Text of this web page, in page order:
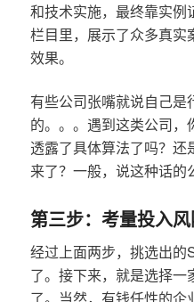
和技术实施，最终靠实例
栏目里，展示了众多真实
效果。
有些公司张嘴就说自己是
的。。。遇到这类公司
透露了具体算法了吗？
来了？一般，说这种话的
第三步：考量投入风
经过上面两步，挑选出的
了。接下来，就是选择